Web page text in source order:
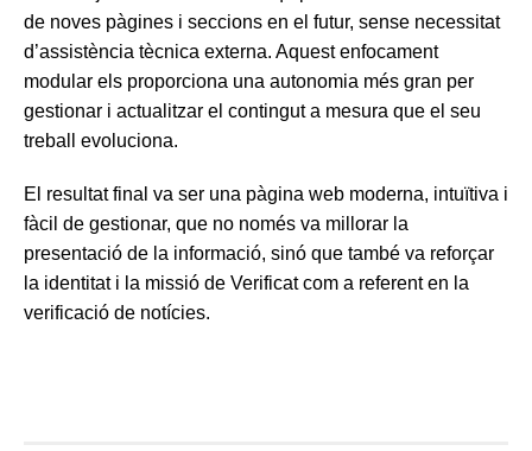
de noves pàgines i seccions en el futur, sense necessitat
d’assistència tècnica externa. Aquest enfocament
modular els proporciona una autonomia més gran per
gestionar i actualitzar el contingut a mesura que el seu
treball evoluciona.
El resultat final va ser una pàgina web moderna, intuïtiva i
fàcil de gestionar, que no només va millorar la
presentació de la informació, sinó que també va reforçar
la identitat i la missió de Verificat com a referent en la
verificació de notícies.